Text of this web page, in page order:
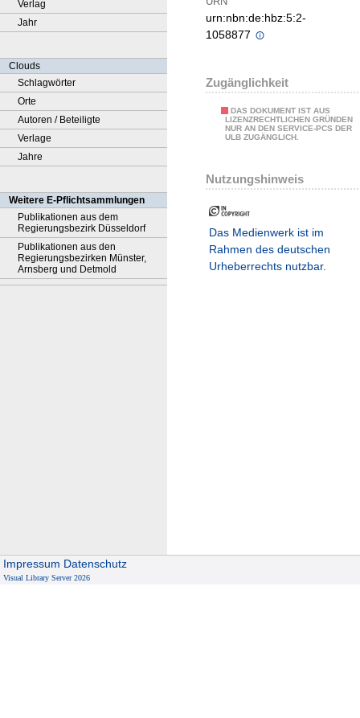
Verlag
Jahr
Clouds
Schlagwörter
Orte
Autoren / Beteiligte
Verlage
Jahre
Weitere E-Pflichtsammlungen
Publikationen aus dem
Regierungsbezirk Düsseldorf
Publikationen aus den
Regierungsbezirken Münster,
Arnsberg und Detmold
urn:nbn:de:hbz:5:2-
1058877
Zugänglichkeit
DAS DOKUMENT IST AUS
LIZENZRECHTLICHEN GRÜNDEN
NUR AN DEN SERVICE-PCS DER
ULB ZUGÄNGLICH.
Nutzungshinweis
Das Medienwerk ist im
Rahmen des deutschen
Urheberrechts nutzbar.
Impressum Datenschutz
Visual Library Server 2026